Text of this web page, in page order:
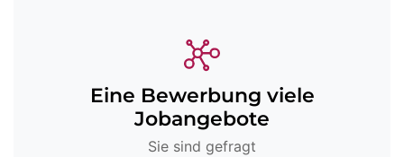
Eine Bewerbung viele
Jobangebote
Sie sind gefragt